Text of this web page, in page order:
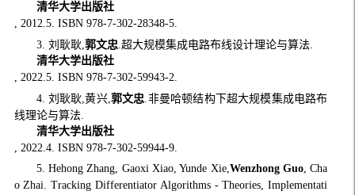
清华大学出版社
, 2012.5. ISBN 978-7-302-28348-5.
3. 刘耿耿, 郭文忠 .超大规模集成电路布线设计理论与算法.
清华大学出版社
, 2022.5. ISBN 978-7-302-59943-2.
4. 刘耿耿,黄兴, 郭文忠 .非曼哈顿结构下超大规模集成电路布
线理论与算法.
清华大学出版社
, 2022.4. ISBN 978-7-302-59944-9.
5. Hehong Zhang, Gaoxi Xiao, Yunde Xie,Wenzhong Guo, Cha
o Zhai. Tracking Differentiator Algorithms - Theories, Implementati